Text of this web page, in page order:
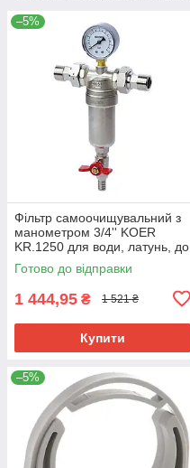
–5%
Фільтр самоочищувальний з
манометром 3/4'' KOER
KR.1250 для води, латунь, до
10 бар (KR2657)
Готово до відправки
1 444,95 ₴ 1 521 ₴
Купити
–5%